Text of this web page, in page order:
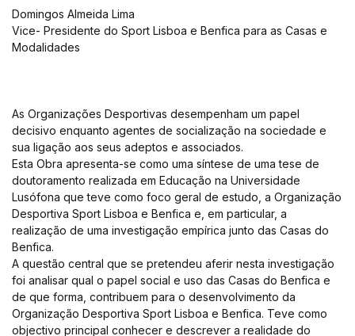
Domingos Almeida Lima
Vice- Presidente do Sport Lisboa e Benfica para as Casas e
Modalidades
As Organizações Desportivas desempenham um papel
decisivo enquanto agentes de socialização na sociedade e
sua ligação aos seus adeptos e associados.
Esta Obra apresenta-se como uma síntese de uma tese de
doutoramento realizada em Educação na Universidade
Lusófona que teve como foco geral de estudo, a Organização
Desportiva Sport Lisboa e Benfica e, em particular, a
realização de uma investigação empírica junto das Casas do
Benfica.
A questão central que se pretendeu aferir nesta investigação
foi analisar qual o papel social e uso das Casas do Benfica e
de que forma, contribuem para o desenvolvimento da
Organização Desportiva Sport Lisboa e Benfica. Teve como
objectivo principal conhecer e descrever a realidade do